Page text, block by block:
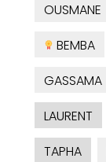
OUSMANE
BEMBA
GASSAMA
LAURENT
TAPHA